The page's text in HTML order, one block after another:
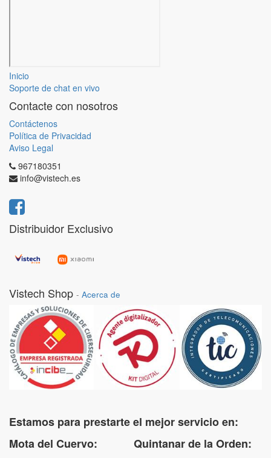
Inicio
Soporte de chat en vivo
Contacte con nosotros
Contáctenos
Política de Privacidad
Aviso Legal
967180351
info@vistech.es
Distribuidor Exclusivo
Vistech Shop - Acerca de
Estamos para prestarte el mejor servicio en:
Mota del Cuervo: Quintanar de la Orden: